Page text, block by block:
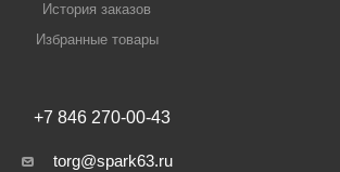
История заказов
Избранные товары
+7 846 270-00-43
torg@spark63.ru